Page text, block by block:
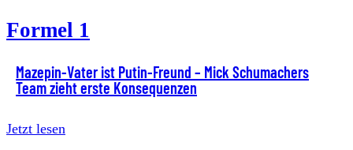
Formel 1
Mazepin-Vater ist Putin-Freund – Mick Schumachers
Team zieht erste Konsequenzen
Jetzt lesen